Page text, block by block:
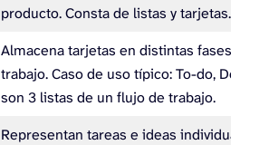
producto. Consta de listas y tarjetas.
Almacena tarjetas en distintas fases del
trabajo. Caso de uso típico: To-do, Doing
son 3 listas de un flujo de trabajo.
Representan tareas e ideas individuales.